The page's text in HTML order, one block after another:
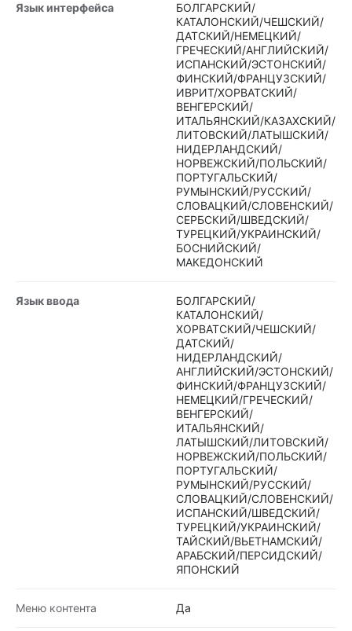
Язык интерфейса
БОЛГАРСКИЙ/
КАТАЛОНСКИЙ/ЧЕШСКИЙ/
ДАТСКИЙ/НЕМЕЦКИЙ/
ГРЕЧЕСКИЙ/АНГЛИЙСКИЙ/
ИСПАНСКИЙ/ЭСТОНСКИЙ/
ФИНСКИЙ/ФРАНЦУЗСКИЙ/
ИВРИТ/ХОРВАТСКИЙ/
ВЕНГЕРСКИЙ/
ИТАЛЬЯНСКИЙ/КАЗАХСКИЙ/
ЛИТОВСКИЙ/ЛАТЫШСКИЙ/
НИДЕРЛАНДСКИЙ/
НОРВЕЖСКИЙ/ПОЛЬСКИЙ/
ПОРТУГАЛЬСКИЙ/
РУМЫНСКИЙ/РУССКИЙ/
СЛОВАЦКИЙ/СЛОВЕНСКИЙ/
СЕРБСКИЙ/ШВЕДСКИЙ/
ТУРЕЦКИЙ/УКРАИНСКИЙ/
БОСНИЙСКИЙ/
МАКЕДОНСКИЙ
Язык ввода
БОЛГАРСКИЙ/
КАТАЛОНСКИЙ/
ХОРВАТСКИЙ/ЧЕШСКИЙ/
ДАТСКИЙ/
НИДЕРЛАНДСКИЙ/
АНГЛИЙСКИЙ/ЭСТОНСКИЙ/
ФИНСКИЙ/ФРАНЦУЗСКИЙ/
НЕМЕЦКИЙ/ГРЕЧЕСКИЙ/
ВЕНГЕРСКИЙ/
ИТАЛЬЯНСКИЙ/
ЛАТЫШСКИЙ/ЛИТОВСКИЙ/
НОРВЕЖСКИЙ/ПОЛЬСКИЙ/
ПОРТУГАЛЬСКИЙ/
РУМЫНСКИЙ/РУССКИЙ/
СЛОВАЦКИЙ/СЛОВЕНСКИЙ/
ИСПАНСКИЙ/ШВЕДСКИЙ/
ТУРЕЦКИЙ/УКРАИНСКИЙ/
ТАЙСКИЙ/ВЬЕТНАМСКИЙ/
АРАБСКИЙ/ПЕРСИДСКИЙ/
ЯПОНСКИЙ
Меню контента Да